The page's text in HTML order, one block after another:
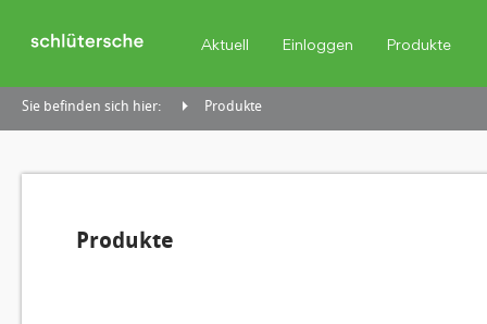
Aktuell Einloggen Produkte
Sie befinden sich hier: Produkte
Produkte